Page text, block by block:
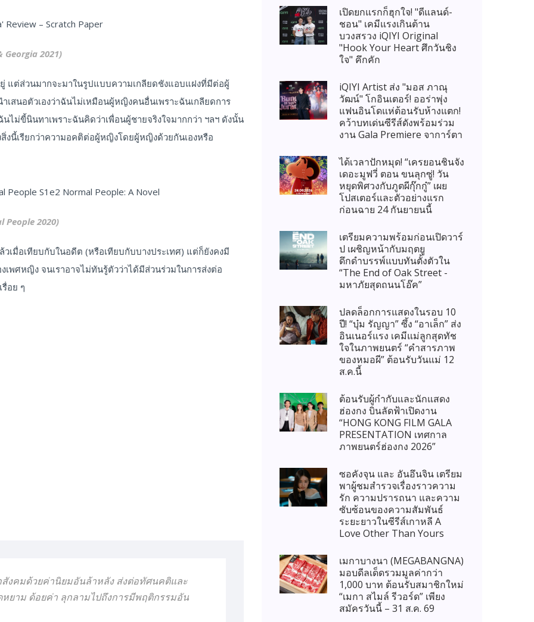
Georgia 2021)
ต่ส่วนมากจะมาในรูปแบบความเกลียดชังแอบแฝงที่มีต่อผู้
เสนอตัวเองว่าฉันไม่เหมือนผู้หญิงคนอื่นเพราะฉันเกลียดการ
ม่ขี้นินทาเพราะฉันคิดว่าเพื่อนผู้ชายจริงใจมากกว่า ฯลฯ ดังนั้น
นี้เรียกว่าความอคติต่อผู้หญิงโดยผู้หญิงด้วยกันเองหรือ
People 2020)
มื่อเทียบกับในอดีต (หรือเทียบกับบางประเทศ) แต่ก็ยังคงมี
ศหญิง จนเราอาจไม่ทันรู้ตัวว่าได้มีส่วนร่วมในการส่งต่อ
อย ๆ
งคมด้วยค่านิยมอันล้าหลัง ส่งต่อทัศนคติและ
หยาม ด้อยค่า ลุกลามไปถึงการมีพฤติกรรมอัน
เปิดยกแรกก็ฮุกใจ! "ดีแลนด์-
ชอน" เคมีแรงเกินต้าน
บวงสรวง iQIYI Original
"Hook Your Heart ศึกวันชิง
ใจ" คึกคัก
iQIYI Artist ส่ง "มอส ภาณุ
วัฒน์" โกอินเตอร์! ออร่าพุ่ง
แฟนอินโดแห่ต้อนรับห้างแตก!
คว้าบทเด่นซีรีส์ดังพร้อมร่วม
งาน Gala Premiere จาการ์ตา
ได้เวลาปักหมุด! “เครยอนชินจัง
เดอะมูฟวี่ ตอน ขนลุกซู่! วัน
หยุดพิศวงกับภูตผีกุ๊กกู๋” เผย
โปสเตอร์และตัวอย่างแรก
ก่อนฉาย 24 กันยายนนี้
เตรียมความพร้อมก่อนเปิดวาร์
ป เผชิญหน้ากับมฤตยู
ดึกดำบรรพ์แบบทันตั้งตัวใน
“The End of Oak Street -
มหาภัยสุดถนนโอ๊ค”
ปลดล็อกการแสดงในรอบ 10
ปี! “บุ๋ม รัญญา” ซึ้ง “อาเล็ก” ส่ง
อินเนอร์แรง เคมีแม่ลูกสุดทัช
ใจในภาพยนตร์ “คำสารภาพ
ของหมอผี” ต้อนรับวันแม่ 12
ส.ค.นี้
ต้อนรับผู้กำกับและนักแสดง
ฮ่องกง บินลัดฟ้าเปิดงาน
“HONG KONG FILM GALA
PRESENTATION เทศกาล
ภาพยนตร์ฮ่องกง 2026”
ซอคังจุน และ อันอึนจิน เตรียม
พาผู้ชมสำรวจเรื่องราวความ
รัก ความปรารถนา และความ
ซับซ้อนของความสัมพันธ์
ระยะยาวในซีรีส์เกาหลี A
Love Other Than Yours
เมกาบางนา (MEGABANGNA)
มอบดีลเด็ดรวมมูลค่ากว่า
1,000 บาท ต้อนรับสมาชิกใหม่
“เมกา สไมล์ รีวอร์ด” เพียง
สมัครวันนี้ – 31 ส.ค. 69